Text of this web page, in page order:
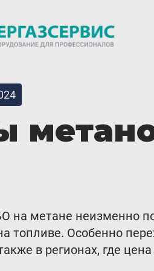
Тех.
на метане неизменно
топливе. Особенно
в регионах, где